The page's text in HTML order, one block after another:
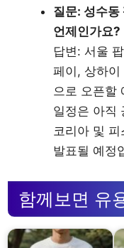
질문: 성수동
언제인가요?
답변: 서울
페이, 상하이
으로 오픈할
일정은 아직
코리아 및
발표될 예정
함께보면 유